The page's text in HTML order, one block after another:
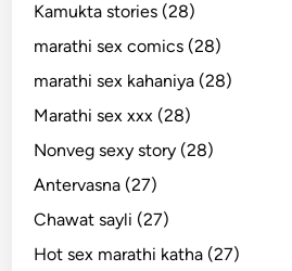
Kamukta stories (28)
marathi sex comics (28)
marathi sex kahaniya (28)
Marathi sex xxx (28)
Nonveg sexy story (28)
Antervasna (27)
Chawat sayli (27)
Hot sex marathi katha (27)